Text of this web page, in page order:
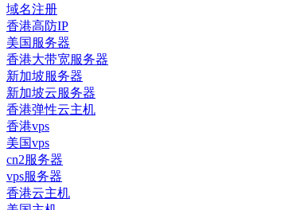
域名注册
香港高防IP
美国服务器
香港大带宽服务器
新加坡服务器
新加坡云服务器
香港弹性云主机
香港vps
美国vps
cn2服务器
vps服务器
香港云主机